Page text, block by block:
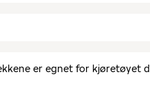
er egnet for kjøretøyet